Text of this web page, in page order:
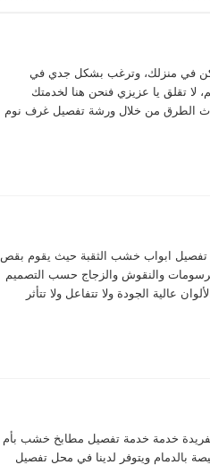
في منزلك، وترغب بشكل جدي في
لا تقلق يا عزيزي فنحن هنا لخدمتك
الطرق من خلال ورشة تفصيل غرف نوم
تفصيل ابواب خشب الثقبة حيث يقوم بقص
والنقوش والزجاج حسب التصميم
عالية الجودة ولا تتفاعل ولا تتأثر
خدمة خدمة تفصيل مطابخ خشب بأم
بالدمام ويتوفر لدينا في محل تفصيل